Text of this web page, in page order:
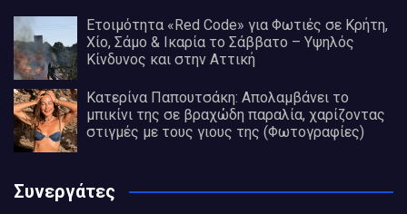
Ετοιμότητα «Red Code» για Φωτιές σε Κρήτη,
Χίο, Σάμο & Ικαρία το Σάββατο – Υψηλός
Κίνδυνος και στην Αττική
Κατερίνα Παπουτσάκη: Απολαμβάνει το
μπικίνι της σε βραχώδη παραλία, χαρίζοντας
στιγμές με τους γιους της (Φωτογραφίες)
Συνεργάτες